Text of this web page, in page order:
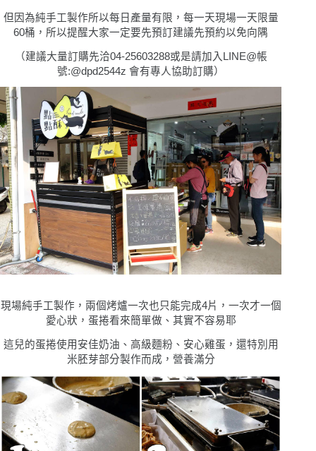
但因為純手工製作所以每日產量有限，每一天現場一天限量
60桶，所以提醒大家一定要先預訂建議先預約以免向隅
（建議大量訂購先洽04-25603288或是請加入LINE@帳
號:@dpd2544z 會有專人協助訂購）
現場純手工製作，兩個烤爐一次也只能完成4片，一次才一個
愛心狀，蛋捲看來簡單做、其實不容易耶
這兒的蛋捲使用安佳奶油、高級麵粉、安心雞蛋，還特別用
米胚芽部分製作而成，營養滿分